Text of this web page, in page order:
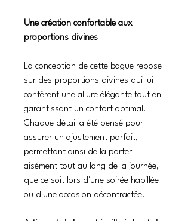
Une création confortable aux
proportions divines
La conception de cette bague repose
sur des proportions divines qui lui
confèrent une allure élégante tout en
garantissant un confort optimal.
Chaque détail a été pensé pour
assurer un ajustement parfait,
permettant ainsi de la porter
aisément tout au long de la journée,
que ce soit lors d'une soirée habillée
ou d'une occasion décontractée.